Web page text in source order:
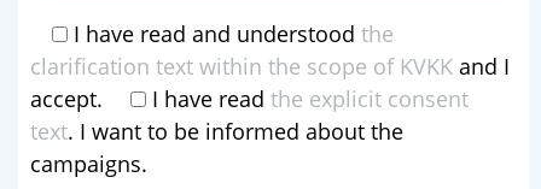
I have read and understood the
clarification text within the scope of KVKK and I
accept.
I have read the explicit consent
text. I want to be informed about the
campaigns.